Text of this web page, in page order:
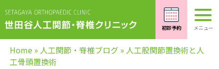
Home » 人工関節・脊椎ブログ » 人工股関節置換術と人
工骨頭置換術